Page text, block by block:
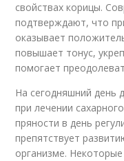
свойствах корицы.
подтверждают, что
оказывает
повышает тонус,
помогает
На сегодняшний день
при лечении
пряности в день
препятствует
организме.